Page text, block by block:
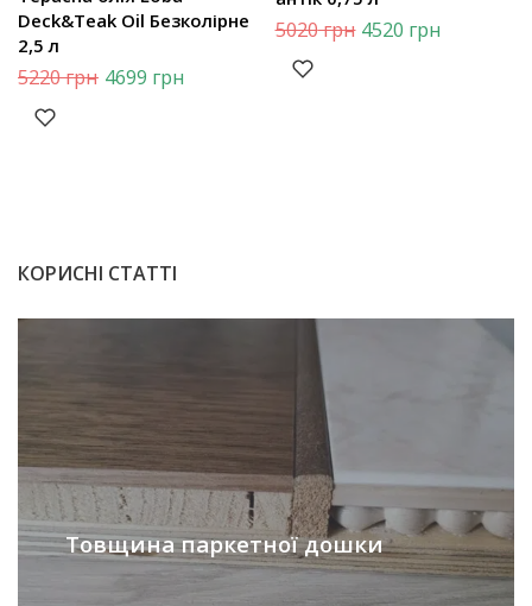
Deck&Teak Oil Безколірне
2,5 л
5220грн 4699 грн
5020грн 4520 грн
КОРИСНІ СТАТТІ
Товщина паркетної дошки